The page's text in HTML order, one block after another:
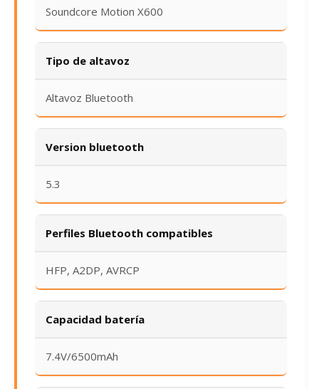
Soundcore Motion X600
Tipo de altavoz
Altavoz Bluetooth
Version bluetooth
5.3
Perfiles Bluetooth compatibles
HFP, A2DP, AVRCP
Capacidad batería
7.4V/6500mAh